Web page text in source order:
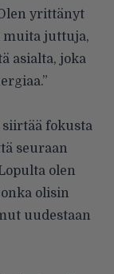
yrittänyt
muita juttuja,
asialta, joka
fokusta
seuraan
olen
olisin
uudestaan